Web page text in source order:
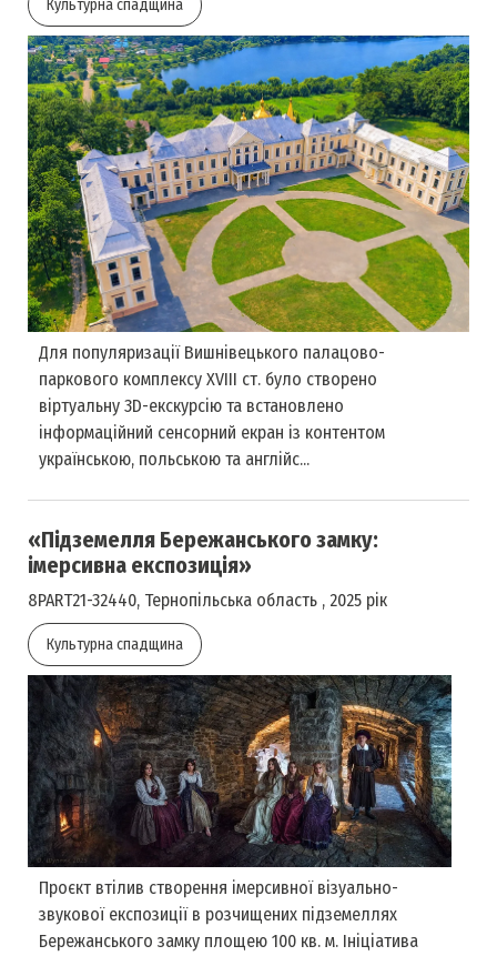
Культурна спадщина
Для популяризації Вишнівецького палацово-
паркового комплексу XVIII ст. було створено
віртуальну 3D-екскурсію та встановлено
інформаційний сенсорний екран із контентом
українською, польською та англійс...
«Підземелля Бережанського замку:
імерсивна експозиція»
8PART21-32440, Тернопільська область , 2025 рік
Культурна спадщина
Проєкт втілив створення імерсивної візуально-
звукової експозиції в розчищених підземеллях
Бережанського замку площею 100 кв. м. Ініціатива